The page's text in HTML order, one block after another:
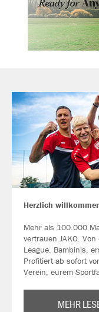
Herzlich
Mehr als 100.000
vertrauen JAKO.
League. Bambinis,
Profitiert ab sofort
Verein, eurem
MEHR